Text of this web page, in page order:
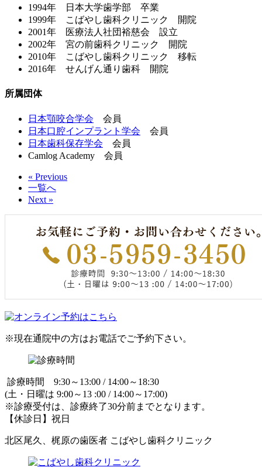
1994年 日本大学歯学部 卒業
1999年 こばやし歯科クリニック 開院
2001年 医療法人社団裕慈会 設立
2002年 宮の前歯科クリニック 開院
2010年 こばやし歯科クリニック 移転
2016年 せんげん通り歯科 開院
所属団体
日本顎咬合学会 会員
日本口腔インプラント学会 会員
日本歯科保存学会 会員
Camlog Academy 会員
« Previous
一覧へ
Next »
※現在通院中の方はお電話でご予約下さい。
診療時間 9:30～13:00 / 14:00～18:30
(土・日曜は 9:00～13 :00 / 14:00～17:00)
※診療受付は、診療終了30分前までとなります。
【休診日】祝日
北区尾久、梶原の歯医者 こばやし歯科クリニック